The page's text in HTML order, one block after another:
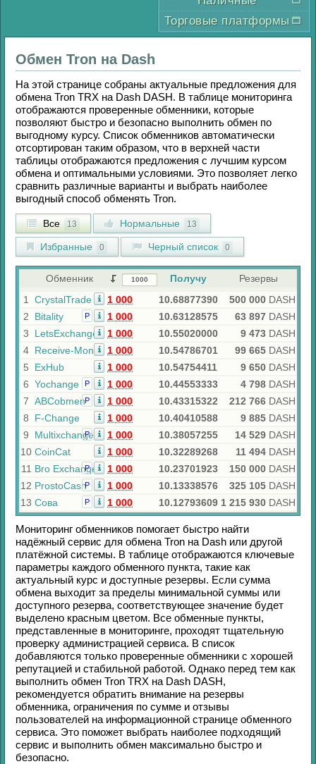
Торговые платформы
Обмен Tron на Dash
На этой странице собраны актуальные предложения для
обмена Tron TRX на Dash DASH. В таблице мониторинга
отображаются проверенные обменники, которые
позволяют быстро и безопасно выполнить обмен по
выгодному курсу. Список обменников автоматически
отсортирован таким образом, что в верхней части
таблицы отображаются предложения с лучшим курсом
обмена и оптимальными условиями. Это позволяет легко
сравнить различные варианты и выбрать наиболее
выгодный способ обменять Tron.
Все 13 Нормальные 13
Избранные 0 Черный список 0
Обменник Получу
Резервы
1
CrystalTrade 1 000 10.68877390 500 000 DASH
2
Bitality Р 1 000 10.63128575 63 897 DASH
3
LetsExchange 1 000 10.55020000 9 473 DASH
4 Receive-Money 1 000 10.54786701 99 665 DASH
5
ExHub 1 000 10.54754411 9 650 DASH
6 Yochange Р 1 000 10.44553333 4 798 DASH
7 ABCobmenР 1 000 10.43315322 212 766 DASH
8
F-Change 1 000 10.40410588 9 885 DASH
9
Multixchange
Р 1 000 10.38057255 14 529 DASH
10 CoinCat 1 000 10.32289268 11 494 DASH
11 Bro Exchange
Р 1 000 10.23701923 150 000 DASH
12 ProstoCashР 1 000 10.13338576 325 105 DASH
13 Сова Р 1 000 10.12793609 1 215 930 DASH
Мониторинг обменников помогает быстро найти
надёжный сервис для обмена Tron на Dash или другой
платёжной системы. В таблице отображаются ключевые
параметры каждого обменного пункта, такие как
актуальный курс и доступные резервы. Если сумма
обмена выходит за пределы минимальной суммы или
доступного резерва, соответствующее значение будет
выделено красным цветом. Все обменные пункты,
представленные в мониторинге, проходят тщательную
проверку администрацией сервиса. В список
добавляются только проверенные обменники с хорошей
репутацией и стабильной работой. Однако перед тем как
выполнить обмен Tron TRX на Dash DASH,
рекомендуется обратить внимание на резервы
обменника, ограничения по сумме и отзывы
пользователей на информационной странице обменного
сервиса. Это поможет выбрать наиболее подходящий
сервис и выполнить обмен максимально быстро и
безопасно.